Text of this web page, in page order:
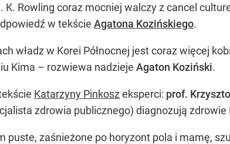
K. Rowling coraz mocniej walczy z cancel
w tekście Agatona Kozińskiego.
władz w Korei Północnej jest coraz więcej
Kima – rozwiewa nadzieje Agaton Koziński.
Katarzyny Pinkosz eksperci: prof.
zdrowia publicznego) diagnozują zdrowie
puste, zaśnieżone po horyzont pola i mamę,